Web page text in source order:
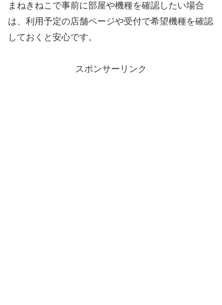
まねきねこで事前に部屋や機種を確認したい場合
は、利用予定の店舗ページや受付で希望機種を確認
しておくと安心です。
スポンサーリンク